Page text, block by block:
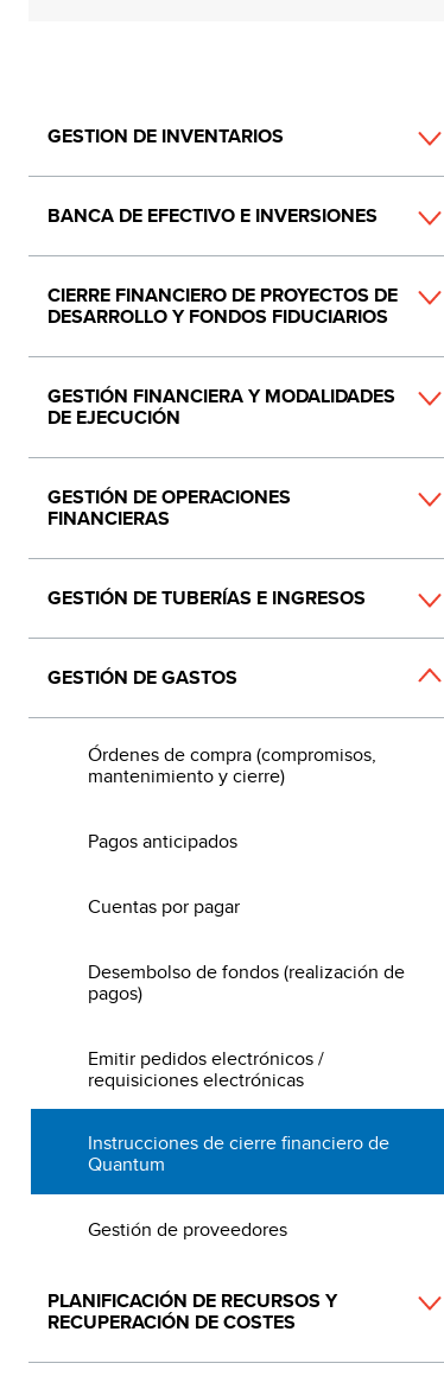
Main
navigation
GESTION DE INVENTARIOS
BANCA DE EFECTIVO E INVERSIONES
CIERRE FINANCIERO DE PROYECTOS DE
DESARROLLO Y FONDOS FIDUCIARIOS
GESTIÓN FINANCIERA Y MODALIDADES
DE EJECUCIÓN
GESTIÓN DE OPERACIONES
FINANCIERAS
GESTIÓN DE TUBERÍAS E INGRESOS
GESTIÓN DE GASTOS
Órdenes de compra (compromisos,
mantenimiento y cierre)
Pagos anticipados
Cuentas por pagar
Desembolso de fondos (realización de
pagos)
Emitir pedidos electrónicos /
requisiciones electrónicas
Instrucciones de cierre financiero de
Quantum
Gestión de proveedores
PLANIFICACIÓN DE RECURSOS Y
RECUPERACIÓN DE COSTES